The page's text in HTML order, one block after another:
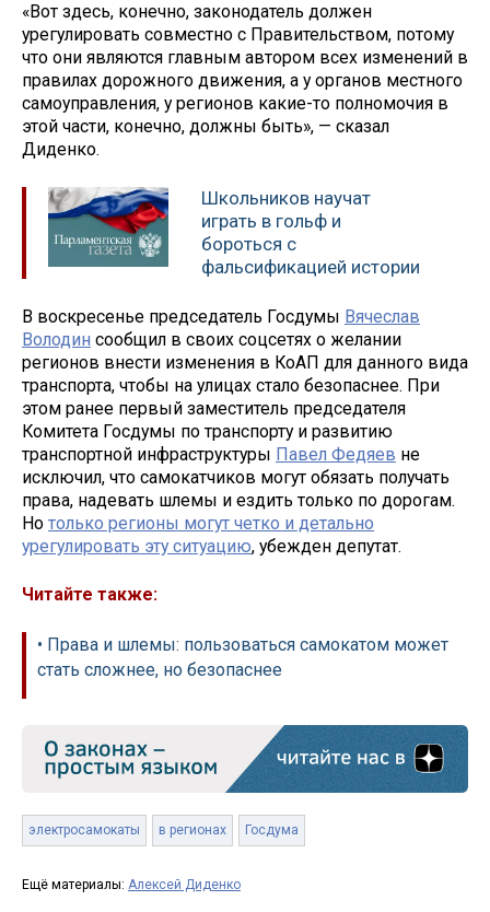
«Вот здесь, конечно, законодатель должен
урегулировать совместно с Правительством, потому
что они являются главным автором всех изменений в
правилах дорожного движения, а у органов местного
самоуправления, у регионов какие-то полномочия в
этой части, конечно, должны быть», — сказал
Диденко.
Школьников научат
играть в гольф и
бороться с
фальсификацией истории
В воскресенье председатель Госдумы Вячеслав
Володин сообщил в своих соцсетях о желании
регионов внести изменения в КоАП для данного вида
транспорта, чтобы на улицах стало безопаснее. При
этом ранее первый заместитель председателя
Комитета Госдумы по транспорту и развитию
транспортной инфраструктуры Павел Федяев не
исключил, что самокатчиков могут обязать получать
права, надевать шлемы и ездить только по дорогам.
Но только регионы могут четко и детально
урегулировать эту ситуацию, убежден депутат.
Читайте также:
• Права и шлемы: пользоваться самокатом может
стать сложнее, но безопаснее
электросамокаты в регионах Госдума
Ещё материалы: Алексей Диденко